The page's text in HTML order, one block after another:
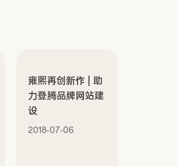
雍熙再创新作 | 助
力登腾品牌网站建
设
2018-07-06